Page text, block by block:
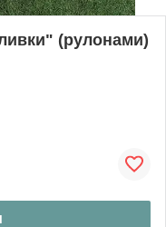
(рулонами)